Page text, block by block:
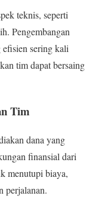
teknis, seperti
Pengembangan
sering kali
tim dapat bersaing
Tim
dana yang
finansial dari
menutupi biaya,
perjalanan.